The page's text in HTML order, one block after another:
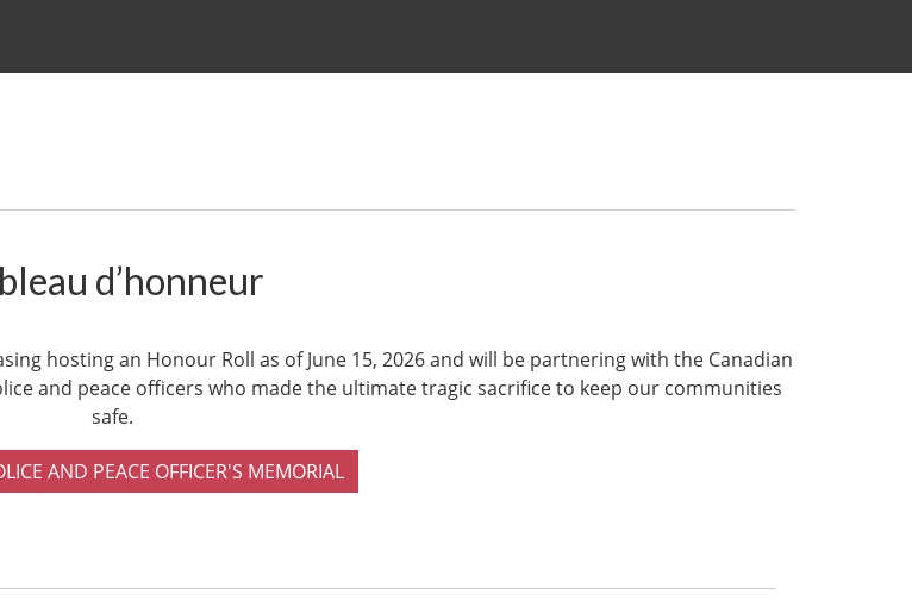
d’honneur
hosting an Honour Roll as of June 15, 2026 and will be partnering with the Canadian
and peace officers who made the ultimate tragic sacrifice to keep our communities
safe.
AND PEACE OFFICER'S MEMORIAL